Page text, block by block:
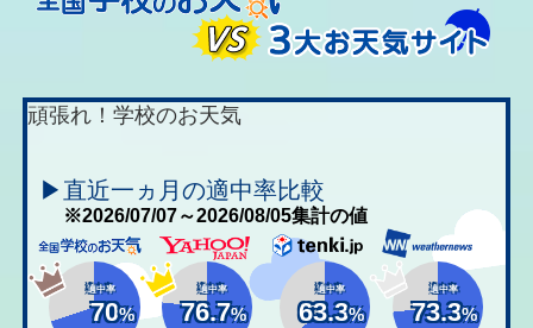
頑張れ！学校のお天気
▶直近一ヵ月の適中率比較
※2026/07/07～2026/08/05集計の値
適中率
70%
適中率
76.7%
適中率
63.3%
適中率
73.3%